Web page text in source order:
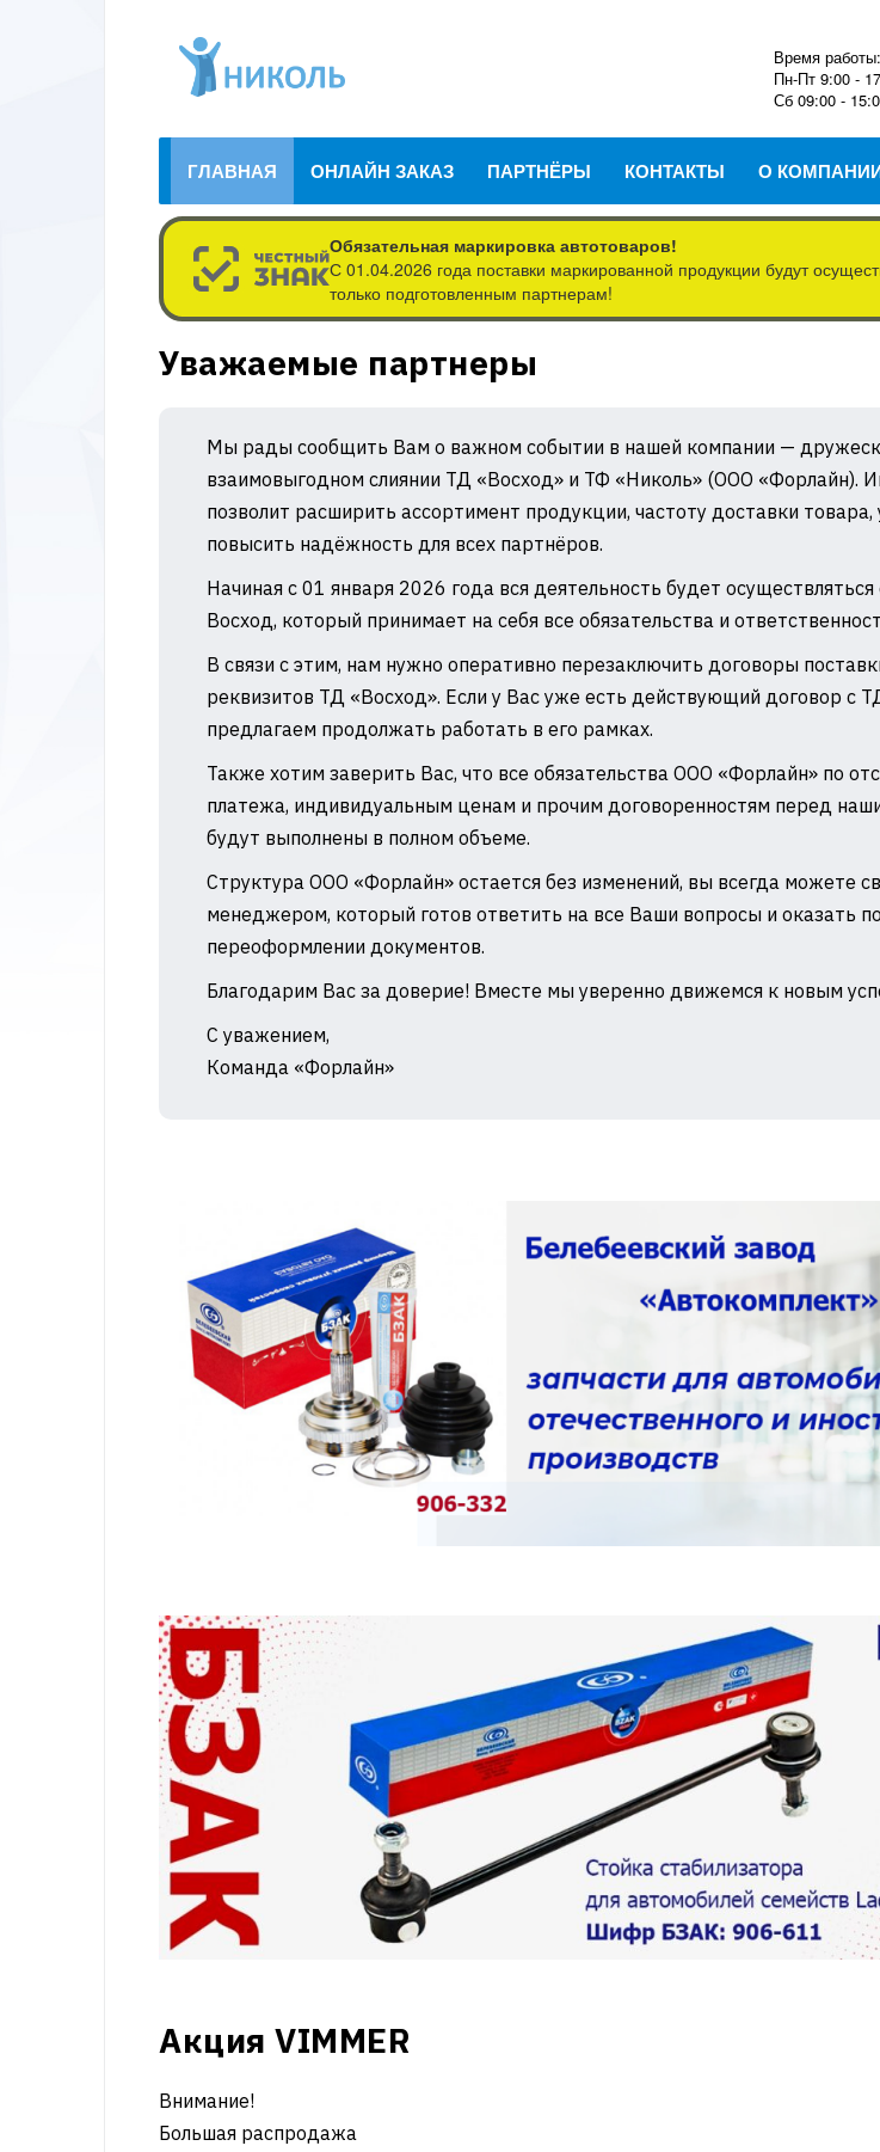
Время работы:
Пн-Пт 9:00 -
Сб 09:00 -
ГЛАВНАЯ ОНЛАЙН ЗАКАЗ ПАРТНЁРЫ КОНТАКТЫ О
Обязательная маркировка автотоваров!
С 01.04.2026 года поставки маркированной продукции будут
только подготовленным партнерам!
Уважаемые партнеры
Мы рады сообщить Вам о важном событии в нашей компании —
взаимовыгодном слиянии ТД «Восход» и ТФ «Николь» (ООО «Форлайн).
позволит расширить ассортимент продукции, частоту доставки товара,
повысить надёжность для всех партнёров.
Начиная с 01 января 2026 года вся деятельность будет
Восход, который принимает на себя все обязательства и
В связи с этим, нам нужно оперативно перезаключить договоры
реквизитов ТД «Восход». Если у Вас уже есть действующий договор с
предлагаем продолжать работать в его рамках.
Также хотим заверить Вас, что все обязательства ООО «Форлайн» по
платежа, индивидуальным ценам и прочим договоренностям перед
будут выполнены в полном объеме.
Структура ООО «Форлайн» остается без изменений, вы всегда можете
менеджером, который готов ответить на все Ваши вопросы и оказать
переоформлении документов.
Благодарим Вас за доверие! Вместе мы уверенно движемся к новым
С уважением,
Команда «Форлайн»
Акция VIMMER
Внимание!
Большая распродажа